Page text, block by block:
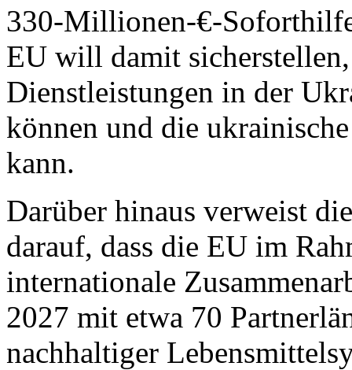
330-Millionen-€-
EU will damit
Dienstleistungen in der
können und die
kann.
Darüber hinaus verweist
darauf, dass die EU im
internationale
2027 mit etwa 70
nachhaltiger